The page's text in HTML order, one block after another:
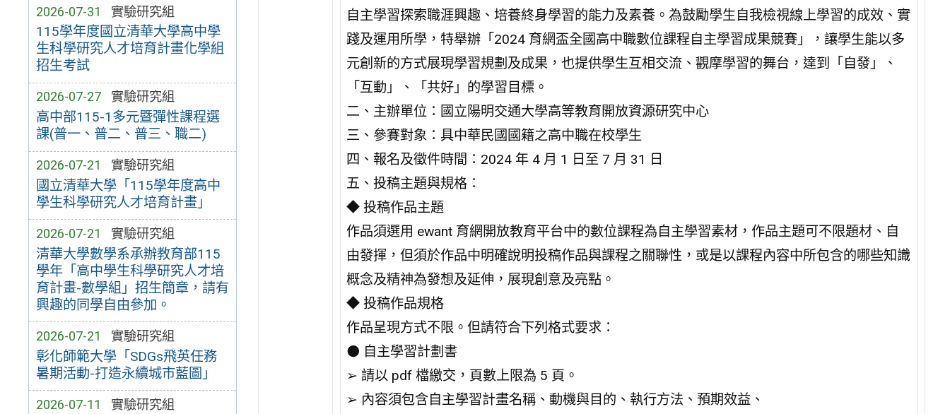
2026-07-31 實驗研究組
115學年度國立清華大學高中學
生科學研究人才培育計畫化學組
招生考試
2026-07-27 實驗研究組
高中部115-1多元暨彈性課程選
課(普一、普二、普三、職二)
2026-07-21 實驗研究組
國立清華大學「115學年度高中
學生科學研究人才培育計畫」
2026-07-21 實驗研究組
清華大學數學系承辦教育部115
學年「高中學生科學研究人才培
育計畫-數學組」招生簡章，請有
興趣的同學自由參加。
2026-07-21 實驗研究組
彰化師範大學「SDGs飛英任務
暑期活動-打造永續城市藍圖」
2026-07-11 實驗研究組
自主學習探索職涯興趣、培養終身學習的能力及素養。為鼓勵學生自我檢視線上學習的成效、實
踐及運用所學，特舉辦「2024 育網盃全國高中職數位課程自主學習成果競賽」，讓學生能以多
元創新的方式展現學習規劃及成果，也提供學生互相交流、觀摩學習的舞台，達到「自發」、
「互動」、「共好」的學習目標。
二、主辦單位：國立陽明交通大學高等教育開放資源研究中心
三、參賽對象：具中華民國國籍之高中職在校學生
四、報名及徵件時間：2024 年 4 月 1 日至 7 月 31 日
五、投稿主題與規格：
◆ 投稿作品主題
作品須選用 ewant 育網開放教育平台中的數位課程為自主學習素材，作品主題可不限題材、自
由發揮，但須於作品中明確說明投稿作品與課程之關聯性，或是以課程內容中所包含的哪些知識
概念及精神為發想及延伸，展現創意及亮點。
◆ 投稿作品規格
作品呈現方式不限。但請符合下列格式要求：
⚫ 自主學習計劃書
➢ 請以 pdf 檔繳交，頁數上限為 5 頁。
➢ 內容須包含自主學習計畫名稱、動機與目的、執行方法、預期效益、